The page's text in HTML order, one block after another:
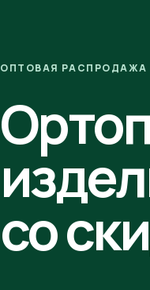
ОПТОВАЯ РАСПРОДАЖА
со